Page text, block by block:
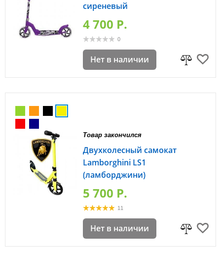
сиреневый
4 700 P.
0
Нет в наличии
Товар закончился
Двухколесный самокат
Lamborghini LS1
(ламборджини)
5 700 P.
11
Нет в наличии